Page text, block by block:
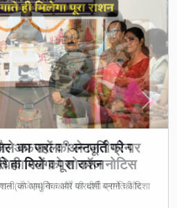
अफसरों की लेटलतीफी पर
को शोकॉज नोटिस
(जेजेएम) के कार्यों की धीमी प्रगति और
Next